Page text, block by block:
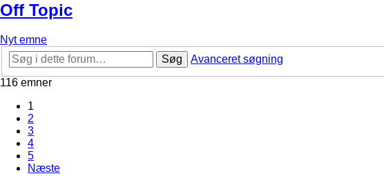
Off Topic
Nyt emne
Søg
Avanceret søgning
116 emner
1
2
3
4
5
Næste